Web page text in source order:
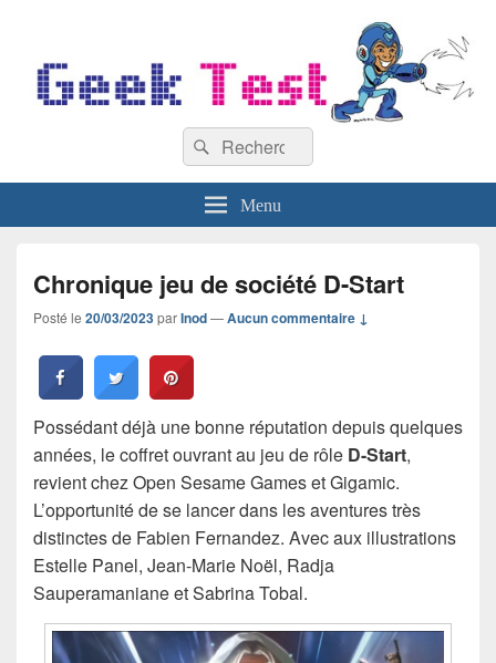
Recherche :
Rechercher
Menu
Chronique jeu de société D-Start
Posté le 20/03/2023parInod—Aucun commentaire ↓
Possédant déjà une bonne réputation depuis quelques
années, le coffret ouvrant au jeu de rôle D-Start,
revient chez Open Sesame Games et Gigamic.
L’opportunité de se lancer dans les aventures très
distinctes de Fabien Fernandez. Avec aux illustrations
Estelle Panel, Jean-Marie Noël, Radja
Sauperamaniane et Sabrina Tobal.